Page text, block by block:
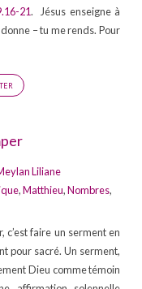
21. Jésus enseigne à
– tu me rends. Pour
Liliane
,Matthieu,Nombres,
c’est faire un serment en
pour sacré. Un serment,
Dieu comme témoin